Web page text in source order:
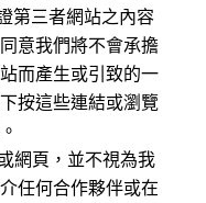
第三者網站之內容
意我們將不會承擔
而產生或引致的一
按這些連結或瀏覽
網頁，並不視為我
任何合作夥伴或在